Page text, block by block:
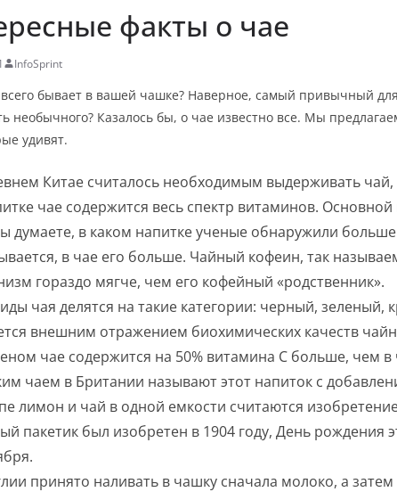
факты о чае
InfoSprint
бывает в вашей чашке? Наверное, самый привычный
необычного? Казалось бы, о чае известно все. Мы
удивят.
Китае считалось необходимым выдерживать
чае содержится весь спектр витаминов. Основной
думаете, в каком напитке ученые обнаружили
в чае его больше. Чайный кофеин, так
гораздо мягче, чем его кофейный «родственник».
чая делятся на такие категории: черный, зеленый,
внешним отражением биохимических качеств
чае содержится на 50% витамина C больше, чем
чаем в Британии называют этот напиток с
лимон и чай в одной емкости считаются
пакетик был изобретен в 1904 году, День рождения
принято наливать в чашку сначала молоко, а